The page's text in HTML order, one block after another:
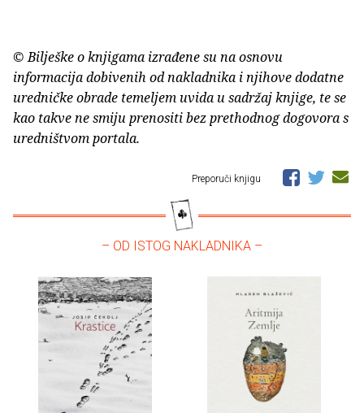
© Bilješke o knjigama izrađene su na osnovu
informacija dobivenih od nakladnika i njihove dodatne
uredničke obrade temeljem uvida u sadržaj knjige, te se
kao takve ne smiju prenositi bez prethodnog dogovora s
uredništvom portala.
Preporuči knjigu
– OD ISTOG NAKLADNIKA –